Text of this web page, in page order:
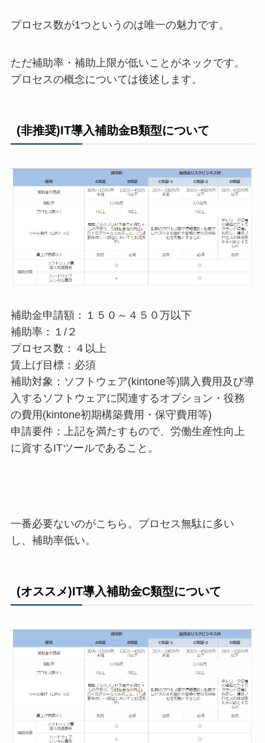
プロセス数が1つというのは唯一の魅力です。
ただ補助率・補助上限が低いことがネックです。
プロセスの概念については後述します。
(非推奨)IT導入補助金B類型について
補助金申請額：１５０～４５０万以下
補助率：１/２
プロセス数：４以上
賃上げ目標：必須
補助対象：ソフトウェア(kintone等)購入費用及び導
入するソフトウェアに関連するオプション・役務
の費用(kintone初期構築費用・保守費用等)
申請要件：上記を満たすもので、労働生産性向上
に資するITツールであること。
一番必要ないのがこちら。プロセス無駄に多い
し、補助率低い。
(オススメ)IT導入補助金C類型について